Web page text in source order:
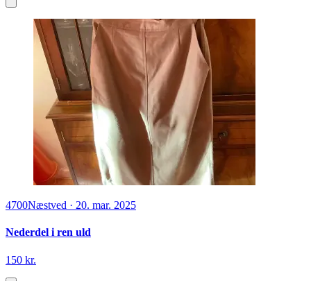
4700Næstved · 20. mar. 2025
Nederdel i ren uld
150 kr.